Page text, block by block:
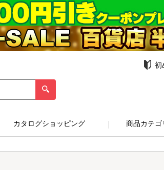
初
カタログショッピング 商品カテゴ